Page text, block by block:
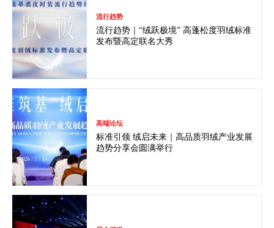
流行趋势
流行趋势｜“绒跃极境” 高蓬松度羽绒标准
发布暨高定联名大秀
高端论坛
标准引领 绒启未来｜高品质羽绒产业发展
趋势分享会圆满举行